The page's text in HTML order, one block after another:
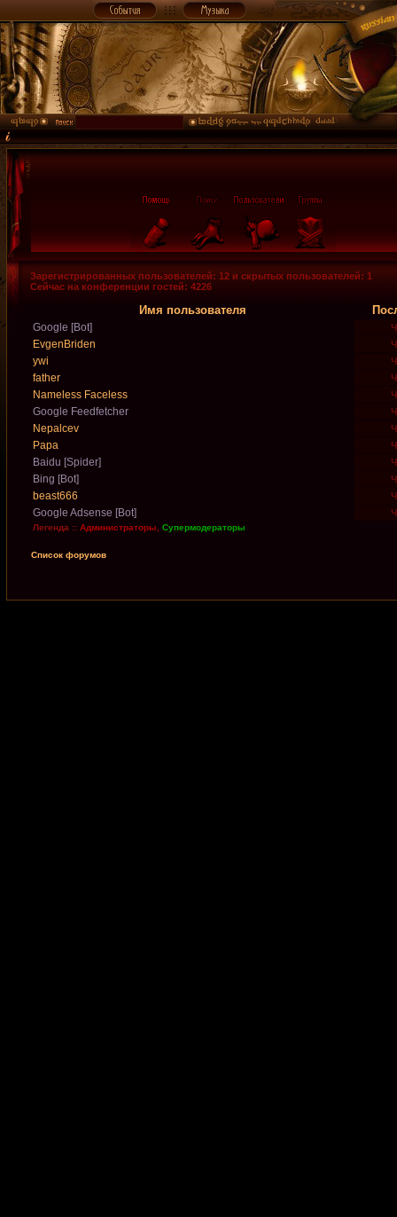
Зарегистрированных пользователей: 12 и скрытых пользователей: 1
Сейчас на конференции гостей: 4226
Имя пользователя
Google [Bot]
EvgenBriden
ywi
father
Nameless Faceless
Google Feedfetcher
Nepalcev
Papa
Baidu [Spider]
Bing [Bot]
beast666
Google Adsense [Bot]
Легенда :: Администраторы Супермодераторы
Список форумов